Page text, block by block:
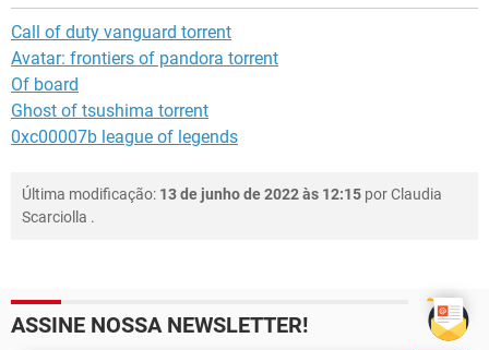
Call of duty vanguard torrent
Avatar: frontiers of pandora torrent
Of board
Ghost of tsushima torrent
0xc00007b league of legends
Última modificação: 13 de junho de 2022 às 12:15 porClaudia
Scarciolla .
ASSINE NOSSA NEWSLETTER!